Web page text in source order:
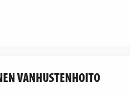
VANHUSTENHOITO